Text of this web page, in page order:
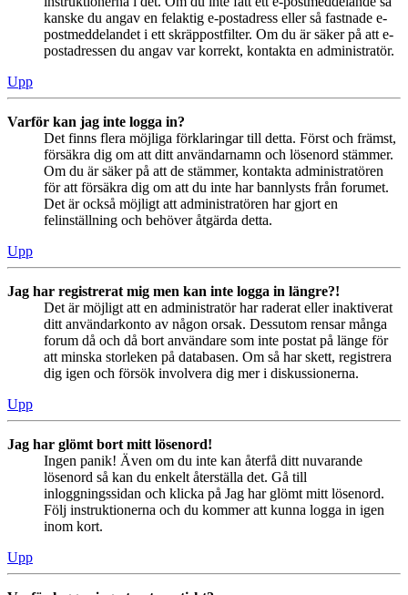
kanske du angav en felaktig e-postadress eller så fastnade e-
postmeddelandet i ett skräppostfilter. Om du är säker på att e-
postadressen du angav var korrekt, kontakta en administratör.
Upp
Varför kan jag inte logga in?
Det finns flera möjliga förklaringar till detta. Först och främst,
försäkra dig om att ditt användarnamn och lösenord stämmer.
Om du är säker på att de stämmer, kontakta administratören
för att försäkra dig om att du inte har bannlysts från forumet.
Det är också möjligt att administratören har gjort en
felinställning och behöver åtgärda detta.
Upp
Jag har registrerat mig men kan inte logga in längre?!
Det är möjligt att en administratör har raderat eller inaktiverat
ditt användarkonto av någon orsak. Dessutom rensar många
forum då och då bort användare som inte postat på länge för
att minska storleken på databasen. Om så har skett, registrera
dig igen och försök involvera dig mer i diskussionerna.
Upp
Jag har glömt bort mitt lösenord!
Ingen panik! Även om du inte kan återfå ditt nuvarande
lösenord så kan du enkelt återställa det. Gå till
inloggningssidan och klicka på Jag har glömt mitt lösenord.
Följ instruktionerna och du kommer att kunna logga in igen
inom kort.
Upp